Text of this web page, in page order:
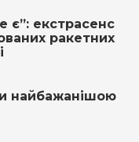
є”: екстрасенс
ракетних
найбажанішою